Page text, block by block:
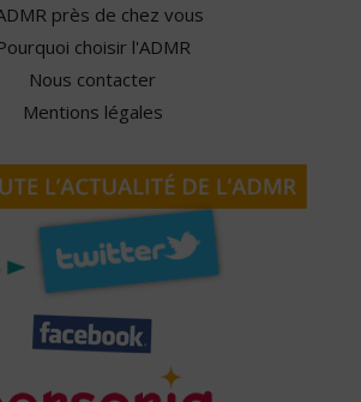
près de chez vous
choisir l'ADMR
Nous contacter
Mentions légales